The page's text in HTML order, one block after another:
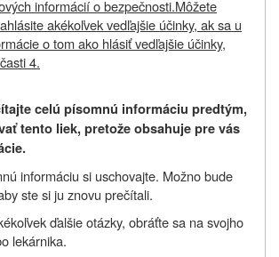
informácií o bezpečnosti.Môžete
akékoľvek vedľajšie účinky, ak sa u
o tom ako hlásiť vedľajšie účinky,
4.
celú písomnú informáciu predtým,
tento liek, pretože obsahuje pre vás
informáciu si uschovajte. Možno bude
ste si ju znovu prečítali.
ďalšie otázky, obráťte sa na svojho
lekárnika.